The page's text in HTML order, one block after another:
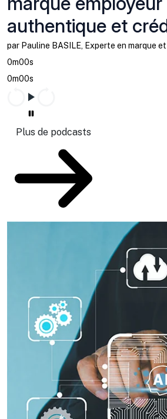
authentique et
par Pauline BASILE, Experte en marque
0m00s
0m00s
Plus de podcasts